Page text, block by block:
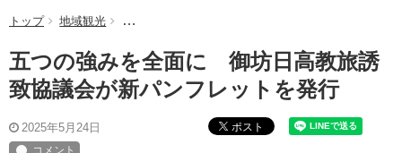
トップ 地域観光 五つの強みを全面に 御坊日高教旅誘致協議会が新
五つの強みを全面に 御坊日高教旅誘
致協議会が新パンフレットを発行
2025年5月24日 ポスト